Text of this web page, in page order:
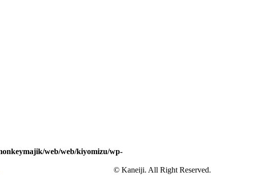
web/web/kiyomizu/wp-
© Kaneiji. All Right Reserved.